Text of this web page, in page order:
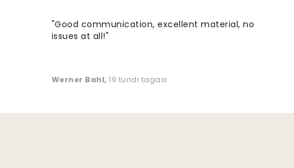
"Good communication, excellent material, no
issues at all!"
Werner Bahl, 19 tundi tagasi